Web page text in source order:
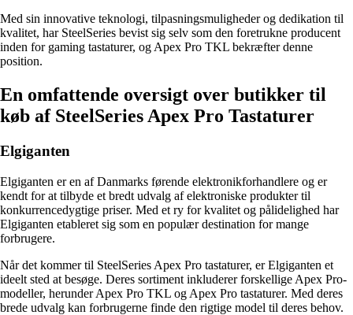
Med sin innovative teknologi, tilpasningsmuligheder og dedikation til
kvalitet, har SteelSeries bevist sig selv som den foretrukne producent
inden for gaming tastaturer, og Apex Pro TKL bekræfter denne
position.
En omfattende oversigt over butikker til
køb af SteelSeries Apex Pro Tastaturer
Elgiganten
Elgiganten er en af Danmarks førende elektronikforhandlere og er
kendt for at tilbyde et bredt udvalg af elektroniske produkter til
konkurrencedygtige priser. Med et ry for kvalitet og pålidelighed har
Elgiganten etableret sig som en populær destination for mange
forbrugere.
Når det kommer til SteelSeries Apex Pro tastaturer, er Elgiganten et
ideelt sted at besøge. Deres sortiment inkluderer forskellige Apex Pro-
modeller, herunder Apex Pro TKL og Apex Pro tastaturer. Med deres
brede udvalg kan forbrugerne finde den rigtige model til deres behov.